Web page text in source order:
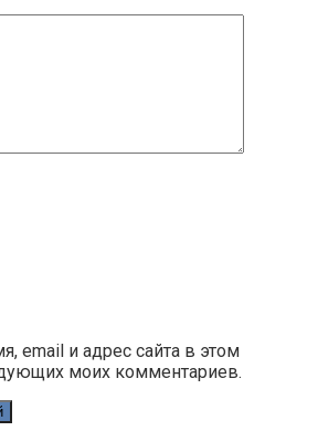
email и адрес сайта в этом
моих комментариев.